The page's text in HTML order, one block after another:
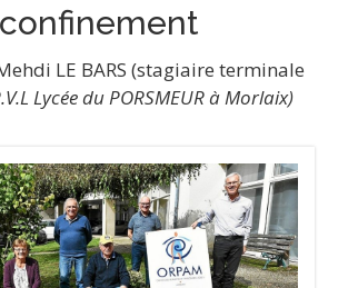
confinement
LE BARS (stagiaire terminale
Lycée du PORSMEUR à Morlaix)